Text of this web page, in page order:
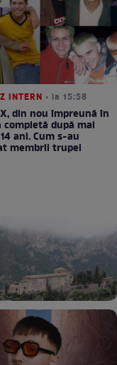
INTERN • la 15:58
din nou împreună în
după mai
ani. Cum s-au
membrii trupei